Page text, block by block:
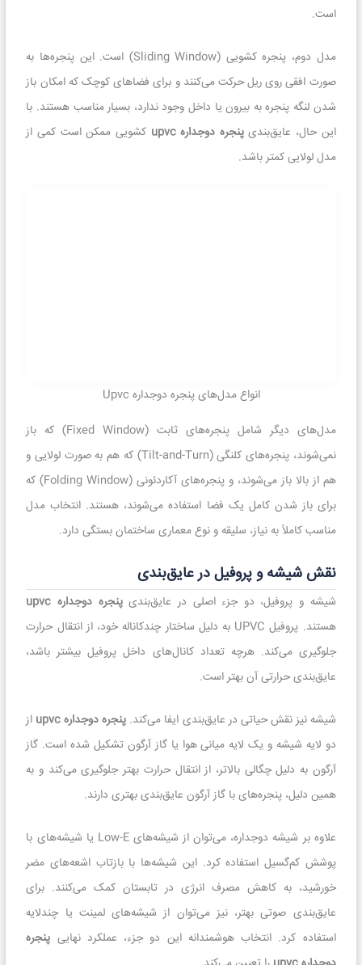
است.
مدل دوم، پنجره کشویی (Sliding Window) است. این پنجره‌ها به
صورت افقی روی ریل حرکت می‌کنند و برای فضاهای کوچک که امکان باز
شدن لنگه پنجره به بیرون یا داخل وجود ندارد، بسیار مناسب هستند. با
این حال، عایق‌بندیپنجره دوجداره upvc
کشویی ممکن است کمی از
مدل لولایی کمتر باشد.
انواع مدل‌های پنجره دوجداره Upvc
مدل‌های دیگر شامل پنجره‌های ثابت (Fixed Window) که باز
نمی‌شوند، پنجره‌های کلنگی (Tilt-and-Turn) که هم به صورت لولایی و
هم از بالا باز می‌شوند، و پنجره‌های آکاردئونی (Folding Window) که
برای باز شدن کامل یک فضا استفاده می‌شوند، هستند. انتخاب مدل
مناسب کاملاً به نیاز، سلیقه و نوع معماری ساختمان بستگی دارد.
نقش شیشه و پروفیل در عایق‌بندی
شیشه و پروفیل، دو جزء اصلی در عایق‌بندیپنجره دوجداره upvc
هستند. پروفیل UPVC به دلیل ساختار چندکاناله خود، از انتقال حرارت
جلوگیری می‌کند. هرچه تعداد کانال‌های داخل پروفیل بیشتر باشد،
عایق‌بندی حرارتی آن بهتر است.
شیشه نیز نقش حیاتی در عایق‌بندی ایفا می‌کند. پنجره دوجداره upvc
از
دو لایه شیشه و یک لایه میانی هوا یا گاز آرگون تشکیل شده است. گاز
آرگون به دلیل چگالی بالاتر، از انتقال حرارت بهتر جلوگیری می‌کند و به
همین دلیل، پنجره‌های با گاز آرگون عایق‌بندی بهتری دارند.
علاوه بر شیشه دوجداره، می‌توان از شیشه‌های Low-E یا شیشه‌های با
پوشش کم‌گسیل استفاده کرد. این شیشه‌ها با بازتاب اشعه‌های مضر
خورشید، به کاهش مصرف انرژی در تابستان کمک می‌کنند. برای
عایق‌بندی صوتی بهتر، نیز می‌توان از شیشه‌های لمینت یا چندلایه
استفاده کرد. انتخاب هوشمندانه این دو جزء، عملکرد نهایی پنجره